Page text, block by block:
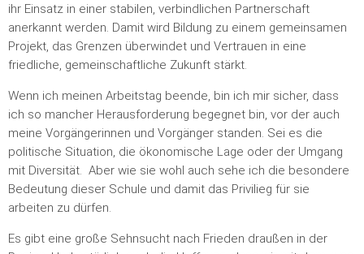
ihr Einsatz in einer stabilen, verbindlichen Partnerschaft
anerkannt werden. Damit wird Bildung zu einem gemeinsamen
Projekt, das Grenzen überwindet und Vertrauen in eine
friedliche, gemeinschaftliche Zukunft stärkt.
Wenn ich meinen Arbeitstag beende, bin ich mir sicher, dass
ich so mancher Herausforderung begegnet bin, vor der auch
meine Vorgängerinnen und Vorgänger standen. Sei es die
politische Situation, die ökonomische Lage oder der Umgang
mit Diversität. Aber wie sie wohl auch sehe ich die besondere
Bedeutung dieser Schule und damit das Privilieg für sie
arbeiten zu dürfen.
Es gibt eine große Sehnsucht nach Frieden draußen in der